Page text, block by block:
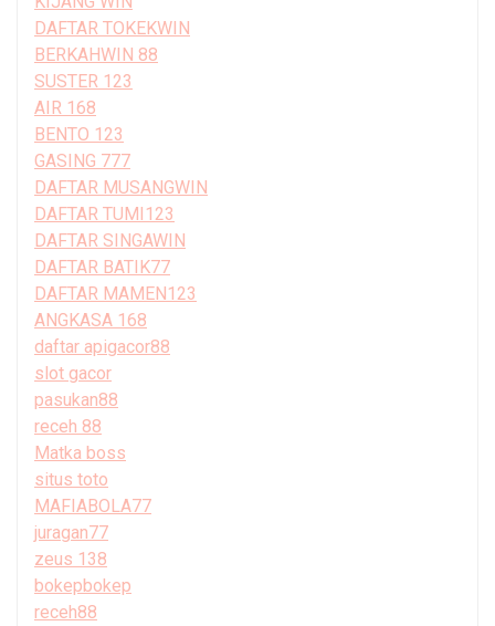
DAFTAR TOKEKWIN
BERKAHWIN 88
SUSTER 123
AIR 168
BENTO 123
GASING 777
DAFTAR MUSANGWIN
DAFTAR TUMI123
DAFTAR SINGAWIN
DAFTAR BATIK77
DAFTAR MAMEN123
ANGKASA 168
daftar apigacor88
slot gacor
pasukan88
receh 88
Matka boss
situs toto
MAFIABOLA77
juragan77
zeus 138
bokepbokep
receh88